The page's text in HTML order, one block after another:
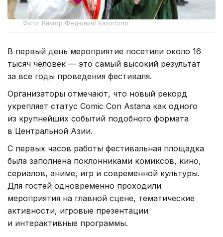
Фото: Виктор Федюнин/ Kazinform
В первый день мероприятие посетили около 16
тысяч человек — это самый высокий результат
за все годы проведения фестиваля.
Организаторы отмечают, что новый рекорд
укрепляет статус Comic Con Astana как одного
из крупнейших событий подобного формата
в Центральной Азии.
С первых часов работы фестивальная площадка
была заполнена поклонниками комиксов, кино,
сериалов, аниме, игр и современной культуры.
Для гостей одновременно проходили
мероприятия на главной сцене, тематические
активности, игровые презентации
и интерактивные программы.